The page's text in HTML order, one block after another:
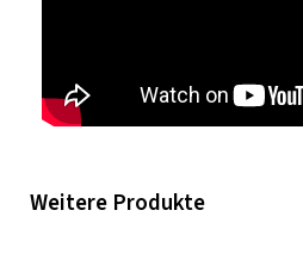
Weitere Produkte